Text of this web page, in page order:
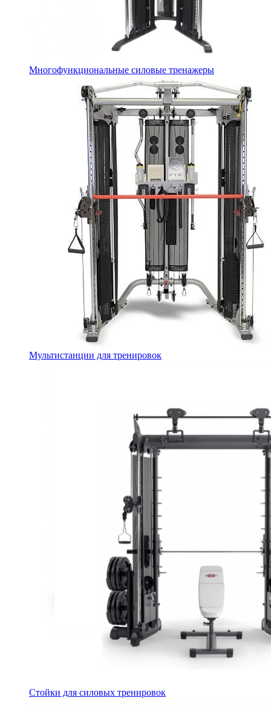
Многофункциональные силовые тренажеры
Мультистанции для тренировок
Стойки для силовых тренировок